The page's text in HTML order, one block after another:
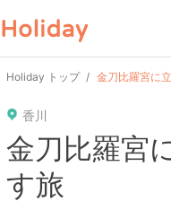
Holiday トップ 金刀比羅宮に
香川
金刀比羅宮
す旅